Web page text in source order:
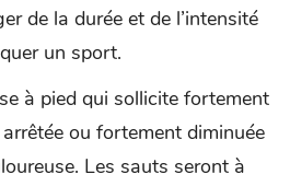
de la durée et de l’intensité
un sport.
à pied qui sollicite fortement
ou fortement diminuée
Les sauts seront à